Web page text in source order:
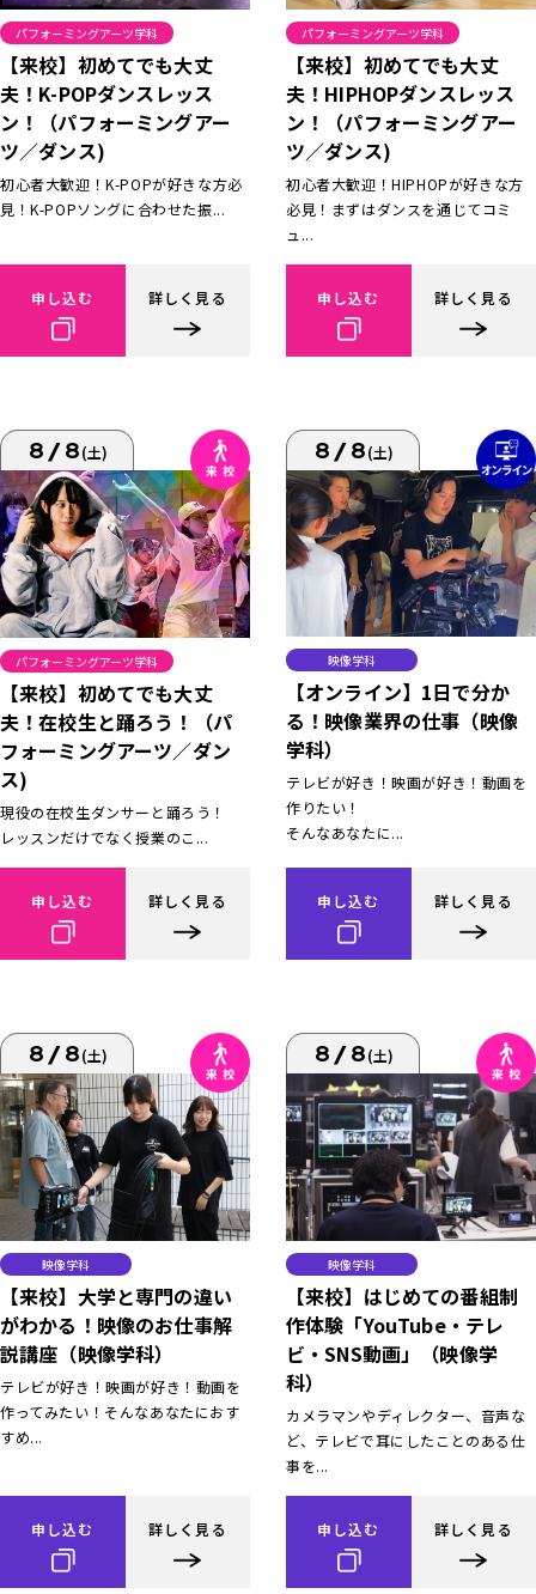
パフォーミングアーツ学科
【来校】初めてでも大丈
夫！K-POPダンスレッス
ン！（パフォーミングアー
ツ／ダンス)
初心者大歓迎！K-POPが好きな方必
見！K-POPソングに合わせた振...
申し込む 詳しく見る
パフォーミングアーツ学科
【来校】初めてでも大丈
夫！HIPHOPダンスレッス
ン！（パフォーミングアー
ツ／ダンス)
初心者大歓迎！HIPHOPが好きな方
必見！まずはダンスを通じてコミ
ュ...
申し込む 詳しく見る
8/8(土)
パフォーミングアーツ学科
【来校】初めてでも大丈
夫！在校生と踊ろう！（パ
フォーミングアーツ／ダン
ス)
現役の在校生ダンサーと踊ろう！
レッスンだけでなく授業のこ...
申し込む 詳しく見る
8/8(土)
映像学科
【オンライン】1日で分か
る！映像業界の仕事（映像
学科）
テレビが好き！映画が好き！動画を
作りたい！
そんなあなたに...
申し込む 詳しく見る
8/8(土)
映像学科
【来校】大学と専門の違い
がわかる！映像のお仕事解
説講座（映像学科）
テレビが好き！映画が好き！動画を
作ってみたい！そんなあなたにおす
すめ...
申し込む 詳しく見る
8/8(土)
映像学科
【来校】はじめての番組制
作体験「YouTube・テレ
ビ・SNS動画」（映像学
科）
カメラマンやディレクター、音声な
ど、テレビで耳にしたことのある仕
事を...
申し込む 詳しく見る